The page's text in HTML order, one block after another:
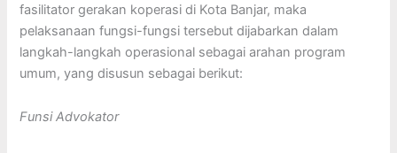
fasilitator gerakan koperasi di Kota Banjar, maka
pelaksanaan fungsi-fungsi tersebut dijabarkan dalam
langkah-langkah operasional sebagai arahan program
umum, yang disusun sebagai berikut:
Funsi Advokator